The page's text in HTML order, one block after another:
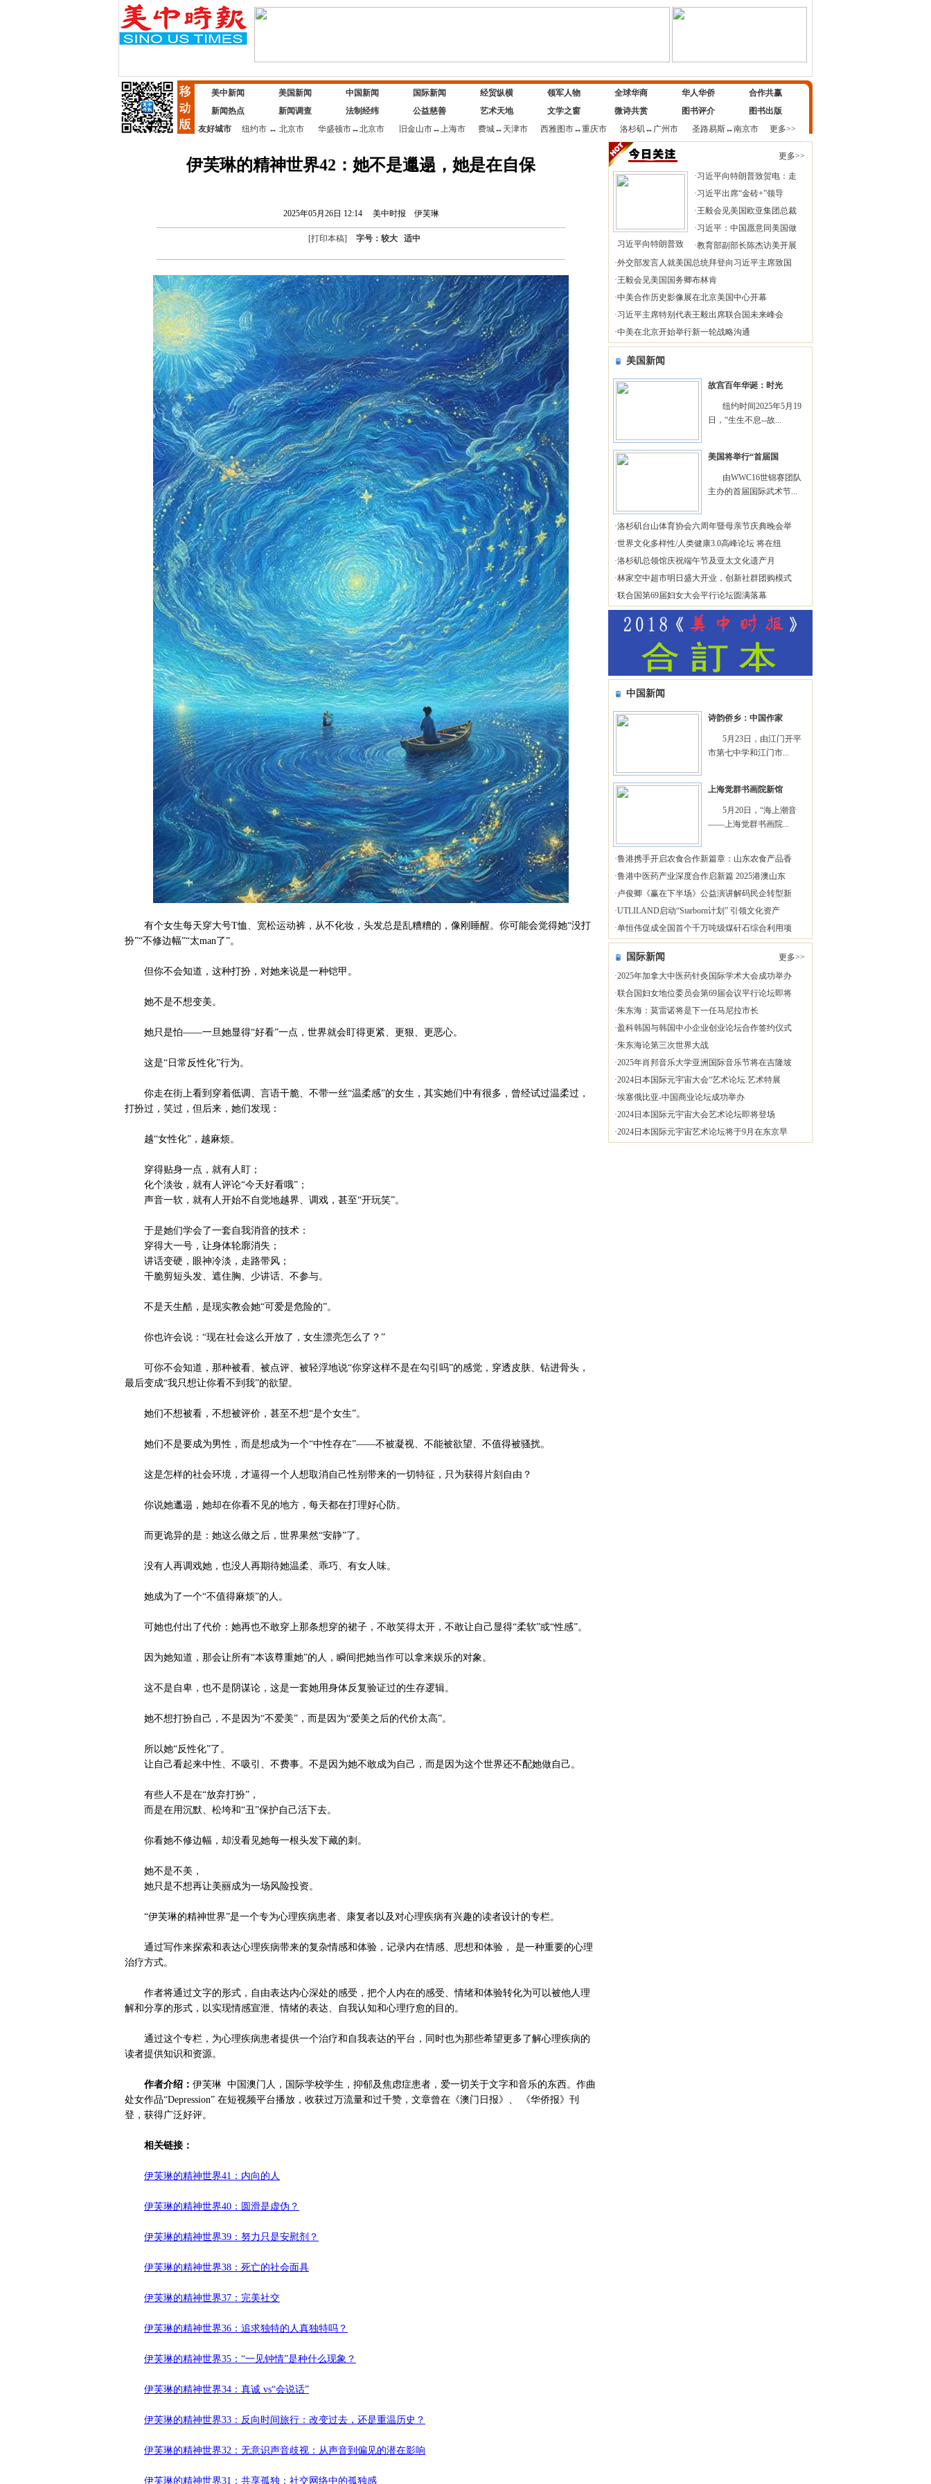
美中新闻 美国新闻 中国新闻 国际新闻 经贸纵横 领军人物 全球华商 华人华侨
合作共赢
新闻热点
新闻调查 法制经纬 公益慈善 艺术天地 文学之窗 微诗共赏 图书评介
图书出版
友好城市
纽约市↔ 北京市 华盛顿市↔北京市 旧金山市↔上海市 费城↔ 天津市 西雅图市↔重庆市 洛杉矶↔ 广州市 圣路易斯↔南京市 更多>>
伊芙琳的精神世界42：她不是邋遢，她是在自保
2025年05月26日 12:14 美中时报 伊芙琳
[打印本稿] 字号： 较大 适中
有个女生每天穿大号T恤、宽松运动裤，从不化妆，头发总是乱糟糟的，像刚睡醒。你可能会觉得她“没打
扮”“不修边幅”“太man了”。
但你不会知道，这种打扮，对她来说是一种铠甲。
她不是不想变美。
她只是怕——一旦她显得“好看”一点，世界就会盯得更紧、更狠、更恶心。
这是“日常反性化”行为。
你走在街上看到穿着低调、言语干脆、不带一丝“温柔感”的女生，其实她们中有很多，曾经试过温柔过，
打扮过，笑过，但后来，她们发现：
越“女性化”，越麻烦。
穿得贴身一点，就有人盯；
化个淡妆，就有人评论“今天好看哦”；
声音一软，就有人开始不自觉地越界、调戏，甚至“开玩笑”。
于是她们学会了一套自我消音的技术：
穿得大一号，让身体轮廓消失；
讲话变硬，眼神冷淡，走路带风；
干脆剪短头发、遮住胸、少讲话、不参与。
不是天生酷，是现实教会她“可爱是危险的”。
你也许会说：“现在社会这么开放了，女生漂亮怎么了？”
可你不会知道，那种被看、被点评、被轻浮地说“你穿这样不是在勾引吗”的感觉，穿透皮肤、钻进骨头，
最后变成“我只想让你看不到我”的欲望。
她们不想被看，不想被评价，甚至不想“是个女生”。
她们不是要成为男性，而是想成为一个“中性存在”——不被凝视、不能被欲望、不值得被骚扰。
这是怎样的社会环境，才逼得一个人想取消自己性别带来的一切特征，只为获得片刻自由？
你说她邋遢，她却在你看不见的地方，每天都在打理好心防。
而更诡异的是：她这么做之后，世界果然“安静”了。
没有人再调戏她，也没人再期待她温柔、乖巧、有女人味。
她成为了一个“不值得麻烦”的人。
可她也付出了代价：她再也不敢穿上那条想穿的裙子，不敢笑得太开，不敢让自己显得“柔软”或“性感”。
因为她知道，那会让所有“本该尊重她”的人，瞬间把她当作可以拿来娱乐的对象。
这不是自卑，也不是阴谋论，这是一套她用身体反复验证过的生存逻辑。
她不想打扮自己，不是因为“不爱美”，而是因为“爱美之后的代价太高”。
所以她“反性化”了。
让自己看起来中性、不吸引、不费事。不是因为她不敢成为自己，而是因为这个世界还不配她做自己。
有些人不是在“放弃打扮”，
而是在用沉默、松垮和“丑”保护自己活下去。
你看她不修边幅，却没看见她每一根头发下藏的刺。
她不是不美，
她只是不想再让美丽成为一场风险投资。
“伊芙琳的精神世界”是一个专为心理疾病患者、康复者以及对心理疾病有兴趣的读者设计的专栏。
通过写作来探索和表达心理疾病带来的复杂情感和体验，记录内在情感、思想和体验， 是一种重要的心理
治疗方式。
作者将通过文字的形式，自由表达内心深处的感受，把个人内在的感受、情绪和体验转化为可以被他人理
解和分享的形式，以实现情感宣泄、情绪的表达、自我认知和心理疗愈的目的。
通过这个专栏，为心理疾病患者提供一个治疗和自我表达的平台，同时也为那些希望更多了解心理疾病的
读者提供知识和资源。
作者介绍： 伊芙琳 中国澳门人，国际学校学生，抑郁及焦虑症患者，爱一切关于文字和音乐的东西。作曲
处女作品“Depression” 在短视频平台播放，收获过万流量和过千赞，文章曾在《澳门日报》、 《华侨报》刊
登，获得广泛好评。
相关链接：
伊芙琳的精神世界41：内向的人
伊芙琳的精神世界40：圆滑是虚伪？
伊芙琳的精神世界39：努力只是安慰剂？
伊芙琳的精神世界38：死亡的社会面具
伊芙琳的精神世界37：完美社交
伊芙琳的精神世界36：追求独特的人真独特吗？
伊芙琳的精神世界35：“一见钟情”是种什么现象？
伊芙琳的精神世界34：真诚 vs“会说话”
伊芙琳的精神世界33：反向时间旅行：改变过去，还是重温历史？
伊芙琳的精神世界32：无意识声音歧视：从声音到偏见的潜在影响
伊芙琳的精神世界31：共享孤独：社交网络中的孤独感
更多>>
习近平向特朗普致
·习近平向特朗普致贺电：走
·习近平出席“金砖+”领导
·王毅会见美国欧亚集团总裁
·习近平：中国愿意同美国做
·教育部副部长陈杰访美开展
·外交部发言人就美国总统拜登向习近平主席致国
·王毅会见美国国务卿布林肯
·中美合作历史影像展在北京美国中心开幕
·习近平主席特别代表王毅出席联合国未来峰会
·中美在北京开始举行新一轮战略沟通
美国新闻
故宫百年华诞：时光
纽约时间2025年5月19
日，“生生不息--故...
美国将举行“首届国
由WWC16世锦赛团队
主办的首届国际武术节...
·洛杉矶台山体育协会六周年暨母亲节庆典晚会举
·世界文化多样性/人类健康3.0高峰论坛 将在纽
·洛杉矶总领馆庆祝端午节及亚太文化遗产月
·林家空中超市明日盛大开业，创新社群团购模式
·联合国第69届妇女大会平行论坛圆满落幕
中国新闻
诗韵侨乡：中国作家
5月23日，由江门开平
市第七中学和江门市...
上海觉群书画院新馆
5月20日，“海上潮音
——上海觉群书画院...
·鲁港携手开启农食合作新篇章：山东农食产品香
·鲁港中医药产业深度合作启新篇 2025港澳山东
·卢俊卿《赢在下半场》公益演讲解码民企转型新
·UTLILAND启动“Starborn计划” 引领文化资产
·单恒伟促成全国首个千万吨级煤矸石综合利用项
国际新闻
更多>>
·2025年加拿大中医药针灸国际学术大会成功举办
·联合国妇女地位委员会第69届会议平行论坛即将
·朱东海：莫雷诺将是下一任马尼拉市长
·盈科韩国与韩国中小企业创业论坛合作签约仪式
·朱东海论第三次世界大战
·2025年肖邦音乐大学亚洲国际音乐节将在吉隆坡
·2024日本国际元宇宙大会“艺术论坛.艺术特展
·埃塞俄比亚-中国商业论坛成功举办
·2024日本国际元宇宙大会艺术论坛即将登场
·2024日本国际元宇宙艺术论坛将于9月在东京早